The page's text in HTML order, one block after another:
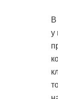
В
у